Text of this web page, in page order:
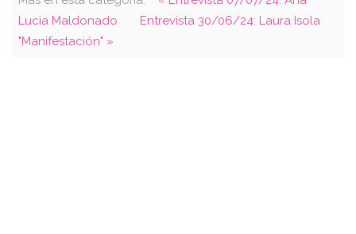
Lucia Maldonado
Entrevista 30/06/24: Laura Isola
"Manifestación" »